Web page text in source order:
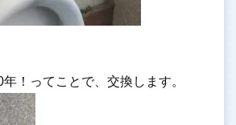
！ってことで、交換します。